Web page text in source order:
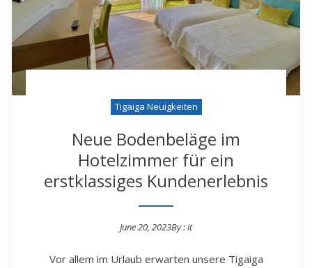
Tigaiga Neuigkeiten
Neue Bodenbeläge im
Hotelzimmer für ein
erstklassiges Kundenerlebnis
June 20, 2023By :it
Vor allem im Urlaub erwarten unsere Tigaiga